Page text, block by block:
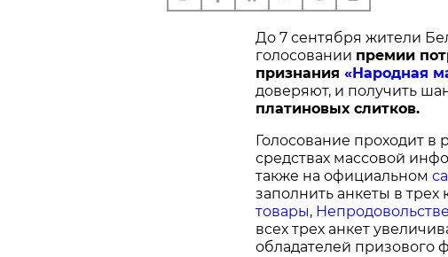
До 7 сентября жители
голосовании премии
признания «Народная
доверяют, и получить
платиновых слитков.
Голосование проходит в
средствах массовой
также на официальном
заполнить анкеты в трех
товары,
всех трех анкет
обладателей призового